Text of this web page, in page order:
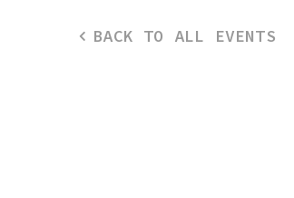
BACK TO ALL EVENTS